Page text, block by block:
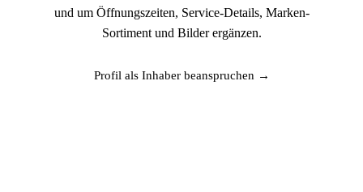
und um Öffnungszeiten, Service-Details, Marken-
Sortiment und Bilder ergänzen.
Profil als Inhaber beanspruchen →